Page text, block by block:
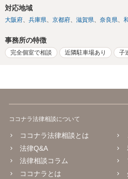
対応地域
大阪府 兵庫県 京都府 滋賀県 奈良県
事務所の特徴
完全個室で相談 近隣駐車場あり 子
ココナラ法律相談について
ココナラ法律相談とは
法律Q&A
法律相談コラム
ココナラとは